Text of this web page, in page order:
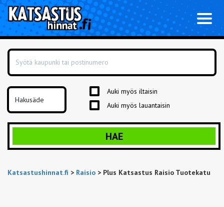
Auki myös iltaisin
Auki myös lauantaisin
HAE
Katsastushinnat.fi > Raisio > Plus Katsastus Raisio Tuotekatu